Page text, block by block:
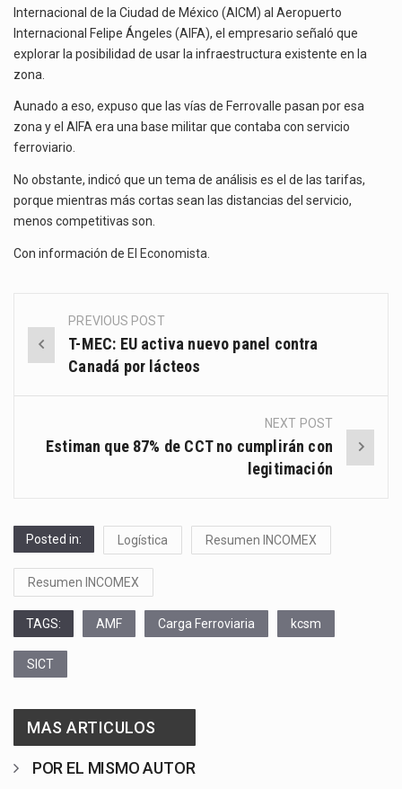
Internacional de la Ciudad de México (AICM) al Aeropuerto
Internacional Felipe Ángeles (AIFA), el empresario señaló que
explorar la posibilidad de usar la infraestructura existente en la
zona.
Aunado a eso, expuso que las vías de Ferrovalle pasan por esa
zona y el AIFA era una base militar que contaba con servicio
ferroviario.
No obstante, indicó que un tema de análisis es el de las tarifas,
porque mientras más cortas sean las distancias del servicio,
menos competitivas son.
Con información de El Economista
Post
navigation
PREVIOUS POST
T-MEC: EU activa nuevo panel contra
Canadá por lácteos
NEXT POST
Estiman que 87% de CCT no cumplirán con
legitimación
Posted in: Logística Resumen INCOMEX
Resumen INCOMEX
TAGS: AMF Carga Ferroviaria kcsm
SICT
MAS ARTICULOS
POR EL MISMO AUTOR